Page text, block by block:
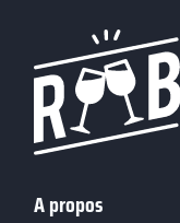
A propos